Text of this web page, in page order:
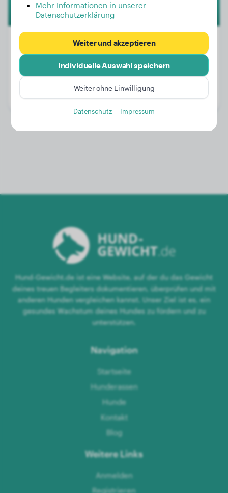
Alter:
3 Jahre, 4 Monate
Geschlecht:
Rüde
Hund-Gewicht.de ist eine Website, auf der du das Gewicht
deines treuen Begleiters dokumentieren, überprüfen und mit
anderen Hunden vergleichen kannst. Unser Ziel ist es, ein
gesundes Wachstum deines Hundes zu fördern und zu
unterstützen.
Navigation
Startseite
Hunderassen
Hunde
Kontakt
Blog
Weitere Links
Anmelden
Registrieren
Mehr Informationen in unserer
Datenschutzerklärung
Weiter und akzeptieren
Individuelle Auswahl speichern
Weiter ohne Einwilligung
Datenschutz Impressum